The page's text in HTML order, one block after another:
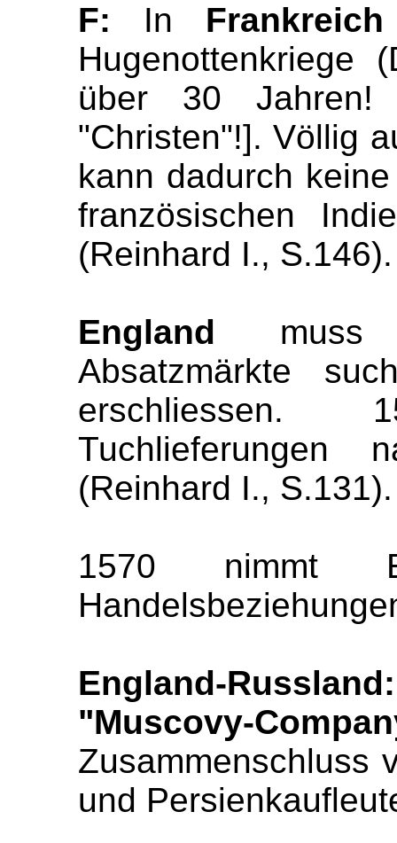
F: In Frankreich
Hugenottenkriege
über 30
"Christen"!]. Völlig
kann dadurch
französischen
(Reinhard I., S.146).
England muss
Absatzmärkte
Tuchlieferungen
(Reinhard I., S.131).
1570 nimmt
England-
"Muscovy-
Zusammenschluss
und